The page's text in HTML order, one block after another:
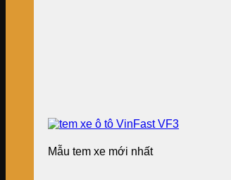
Mẫu tem xe mới nhất